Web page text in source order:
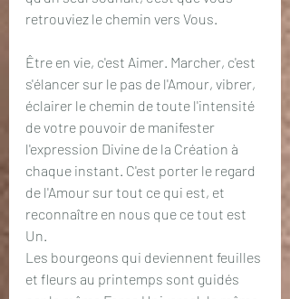
retrouviez le chemin vers Vous.
Être en vie, c'est Aimer. Marcher, c'est
s'élancer sur le pas de l'Amour, vibrer,
éclairer le chemin de toute l'intensité
de votre pouvoir de manifester
l'expression Divine de la Création à
chaque instant. C'est porter le regard
de l'Amour sur tout ce qui est, et
reconnaître en nous que ce tout est
Un.
Les bourgeons qui deviennent feuilles
et fleurs au printemps sont guidés